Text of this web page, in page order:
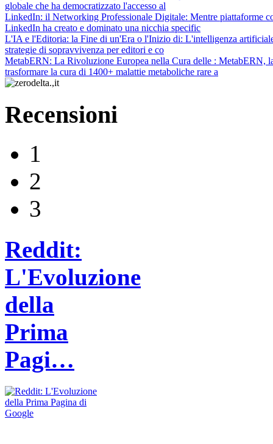
globale che ha democratizzato l'accesso al
LinkedIn: il Networking Professionale Digitale: Mentre piattaforme
LinkedIn ha creato e dominato una nicchia specific
L'IA e l'Editoria: la Fine di un'Era o l'Inizio di: L'intelligenza
strategie di sopravvivenza per editori e co
MetabERN: La Rivoluzione Europea nella Cura delle : MetabERN,
trasformare la cura di 1400+ malattie metaboliche rare a
Recensioni
1
2
3
Reddit:
L'Evoluzione
della
Prima
Pagi…